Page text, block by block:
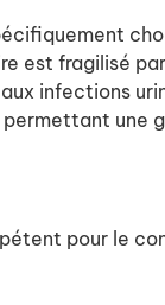
est fragilisé
infections
une
pour le